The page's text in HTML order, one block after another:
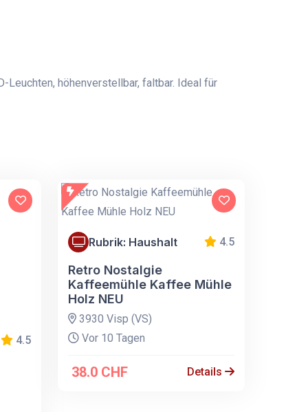
Leuchten, höhenverstellbar, faltbar. Ideal für
4.5
Rubrik: Haushalt 4.5
Retro Nostalgie
Kaffeemühle Kaffee Mühle
Holz NEU
3930 Visp (VS)
Vor 10 Tagen
38.0 CHF Details